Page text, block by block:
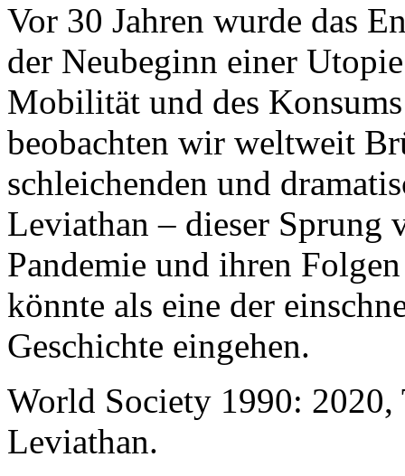
Vor 30 Jahren wurde das
der Neubeginn einer
Mobilität und des
beobachten wir weltweit
schleichenden und
Leviathan – dieser Sprung
Pandemie und ihren
könnte als eine der
Geschichte eingehen.
World Society 1990: 2020,
Leviathan.